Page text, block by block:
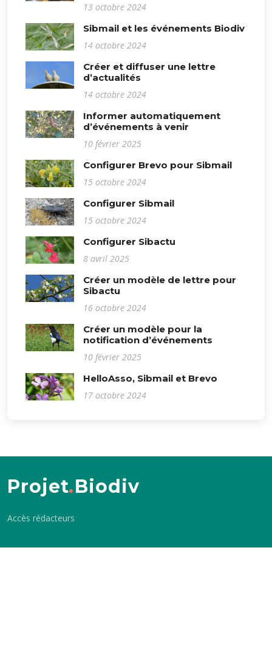
13 octobre 2024
Sibmail et les événements Biodiv
14 octobre 2024
Créer et diffuser une lettre
d’actualités
14 octobre 2024
Informer automatiquement
d’événements à venir
10 février 2025
Configurer Brevo pour Sibmail
15 octobre 2024
Configurer Sibmail
15 octobre 2024
Configurer Sibactu
8 avril 2025
Créer un modèle de lettre pour
Sibactu
16 octobre 2024
Créer un modèle pour la
notification d’événements
10 février 2025
HelloAsso, Sibmail et Brevo
17 octobre 2024
Projet.Biodiv
Accès rédacteurs